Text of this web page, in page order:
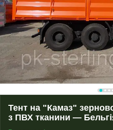
Тент на "Камаз"
з ПВХ тканини —